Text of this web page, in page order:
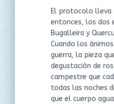
El protocolo lleva
entonces, los dos
Bugalleira y
Cuando los
guerra, la pieza
degustación de
campestre que
todas las noches
que el cuerpo